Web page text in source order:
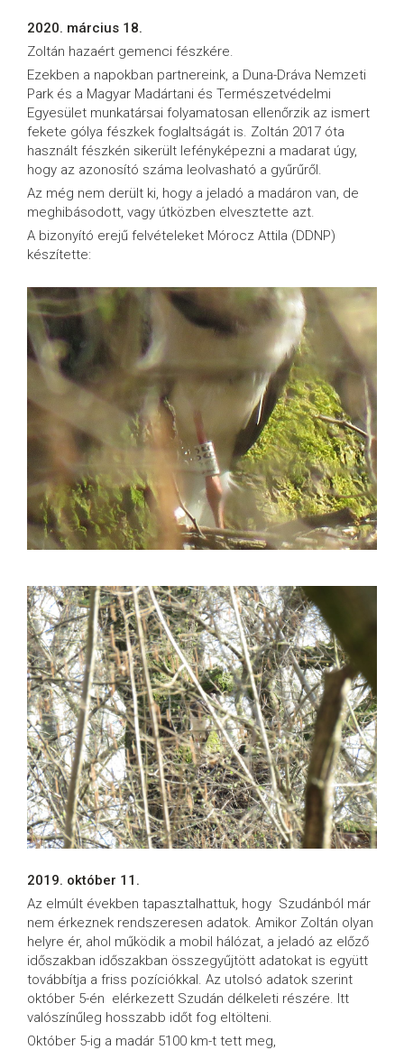
2020. március 18.
Zoltán hazaért gemenci fészkére.
Ezekben a napokban partnereink, a Duna-Dráva Nemzeti
Park és a Magyar Madártani és Természetvédelmi
Egyesület munkatársai folyamatosan ellenőrzik az ismert
fekete gólya fészkek foglaltságát is. Zoltán 2017 óta
használt fészkén sikerült lefényképezni a madarat úgy,
hogy az azonosító száma leolvasható a gyűrűről.
Az még nem derült ki, hogy a jeladó a madáron van, de
meghibásodott, vagy útközben elvesztette azt.
A bizonyító erejű felvételeket Mórocz Attila (DDNP)
készítette:
2019. október 11.
Az elmúlt években tapasztalhattuk, hogy Szudánból már
nem érkeznek rendszeresen adatok. Amikor Zoltán olyan
helyre ér, ahol működik a mobil hálózat, a jeladó az előző
időszakban időszakban összegyűjtött adatokat is együtt
továbbítja a friss pozíciókkal. Az utolsó adatok szerint
október 5-én elérkezett Szudán délkeleti részére. Itt
valószínűleg hosszabb időt fog eltölteni.
Október 5-ig a madár 5100 km-t tett meg,